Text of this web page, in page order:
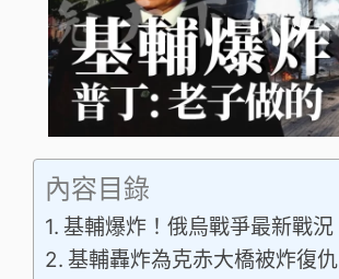
內容目錄
基輔爆炸！俄烏戰爭最新戰況
基輔轟炸為克赤大橋被炸復仇